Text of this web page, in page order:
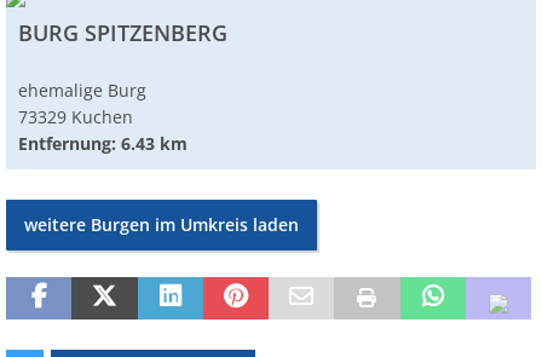
BURG SPITZENBERG
ehemalige Burg
73329 Kuchen
Entfernung: 6.43 km
weitere Burgen im Umkreis laden